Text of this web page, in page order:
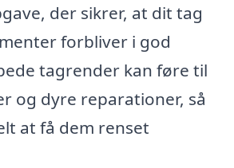
der sikrer, at dit tag
forbliver i god
tagrender kan føre til
og dyre reparationer, så
at få dem renset